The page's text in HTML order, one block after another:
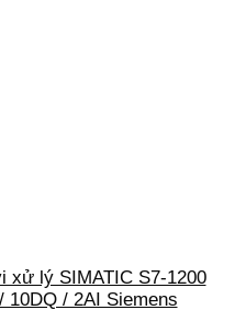
xử lý SIMATIC S7-1200
10DQ / 2AI Siemens